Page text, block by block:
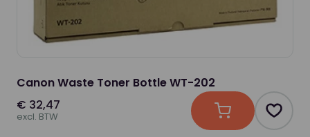
Canon Waste Toner Bottle WT-202
€ 32,47
excl. BTW In winkelwagen